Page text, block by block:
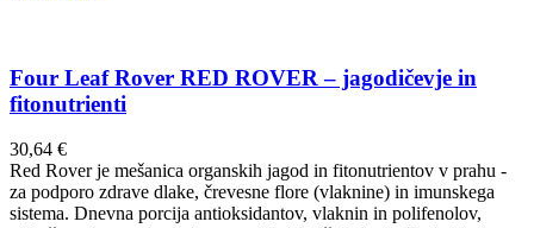
Four Leaf Rover RED ROVER – jagodičevje in
fitonutrienti
30,64 €
Red Rover je mešanica organskih jagod in fitonutrientov v prahu -
za podporo zdrave dlake, črevesne flore (vlaknine) in imunskega
sistema. Dnevna porcija antioksidantov, vlaknin in polifenolov,